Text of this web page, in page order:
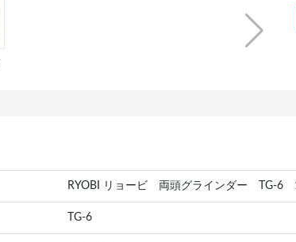
RYOBI リョービ 両頭グラインダー TG-6
TG-6